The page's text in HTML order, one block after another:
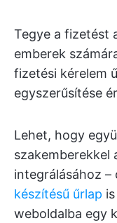
Tegye a fizetést
emberek
fizetési kérelem
egyszerűsítése
Lehet, hogy
szakemberekkel
integrálásához –
készítésű űrlap
weboldalba egy